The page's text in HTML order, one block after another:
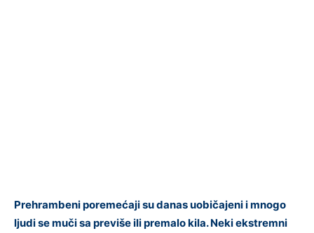
Prehrambeni poremećaji su danas uobičajeni i mnogo
ljudi se muči sa previše ili premalo kila. Neki ekstremni